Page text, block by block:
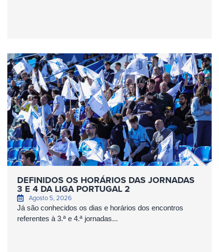
DEFINIDOS OS HORÁRIOS DAS JORNADAS
3 E 4 DA LIGA PORTUGAL 2
Agosto 5, 2026
Já são conhecidos os dias e horários dos encontros
referentes à 3.ª e 4.ª jornadas...